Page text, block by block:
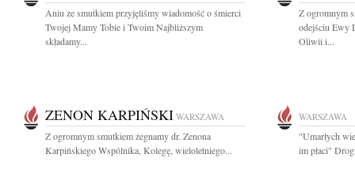
Aniu ze smutkiem przyjęliśmy wiadomość o śmierci
Twojej Mamy Tobie i Twoim Najbliższym
składamy...
Z ogromnym
odejściu Ewy
Oliwii i...
ZENON KARPIŃSKI WARSZAWA
Z ogromnym smutkiem żegnamy dr. Zenona
Karpińskiego Wspólnika, Kolegę, wieloletniego...
WARSZAWA
"Umarłych
im płaci"